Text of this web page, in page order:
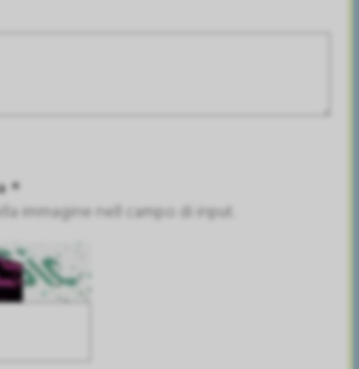
*
immagine nell campo di input.